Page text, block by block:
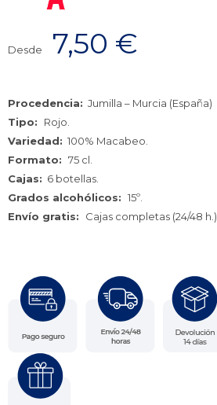
Desde 7,50 €
Procedencia: Jumilla – Murcia (España)
Tipo: Rojo.
Variedad: 100% Macabeo.
Formato: 75 cl.
Cajas: 6 botellas.
Grados alcohólicos: 15º.
Envío gratis: Cajas completas (24/48 h.)